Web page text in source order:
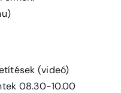
(videó)
08.30-10.00